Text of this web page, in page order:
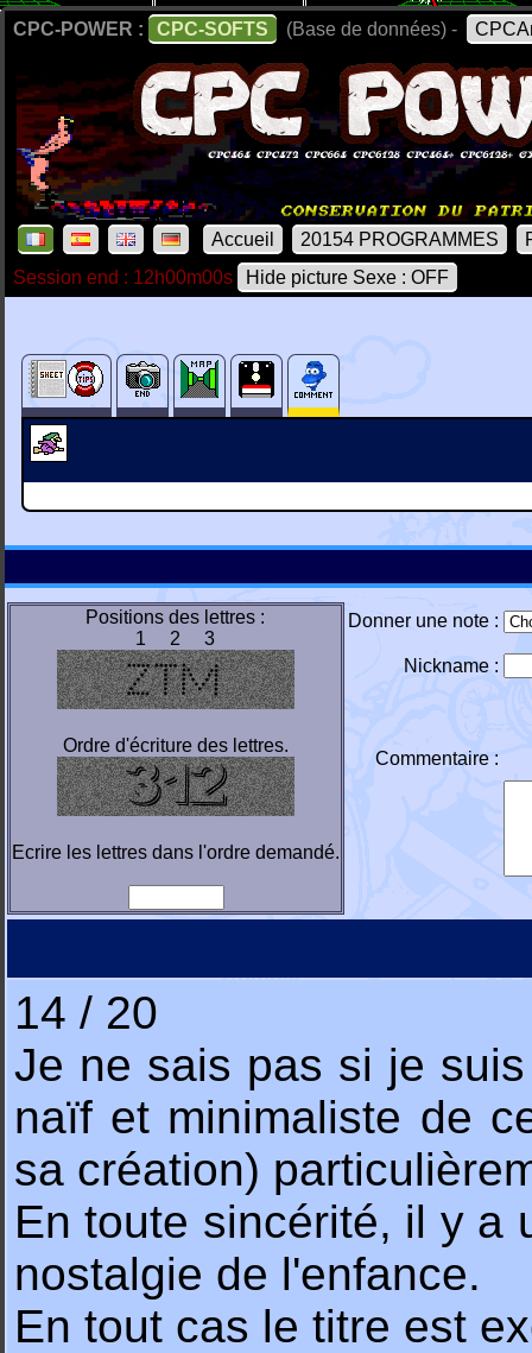
CPC-POWER : CPC-SOFTS (Base de données) -
Accueil 20154 PROGRAMMES
Session end : 12h00m00s
Hide picture Sexe : OFF
Positions des lettres :
1 2 3
Ordre d'écriture des lettres.
Ecrire les lettres dans l'ordre demandé.
Donner une note :
Nickname :
Commentaire :
14 / 20
Je ne sais pas si je
naïf et minimaliste de
sa création)
En toute sincérité, il y a
nostalgie de l'enfance.
En tout cas le titre est